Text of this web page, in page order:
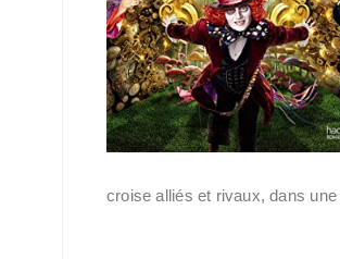
croise alliés et rivaux, dans